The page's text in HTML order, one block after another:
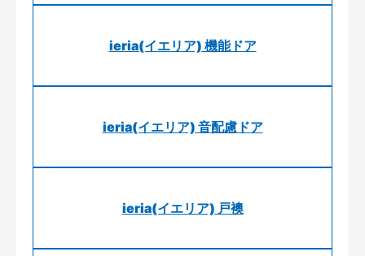
ieria(イエリア) 機能ドア
ieria(イエリア) 音配慮ドア
ieria(イエリア) 戸襖